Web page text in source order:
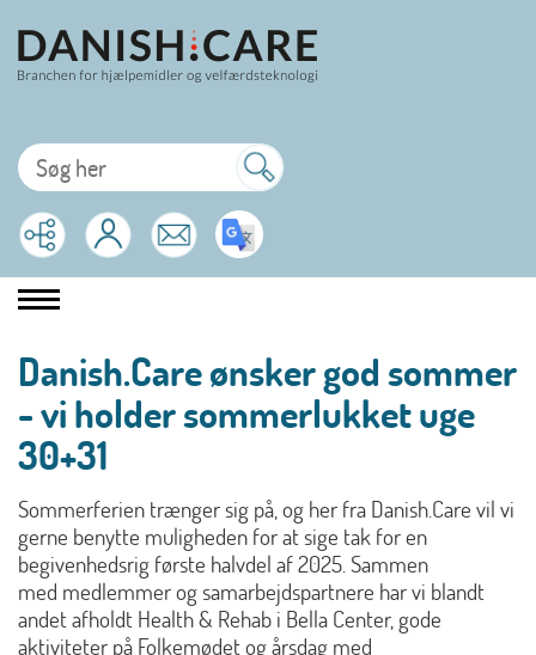
Danish.Care ønsker god sommer
- vi holder sommerlukket uge
30+31
Sommerferien trænger sig på, og her fra Danish.Care vil vi
gerne benytte muligheden for at sige tak for en
begivenhedsrig første halvdel af 2025. Sammen
med medlemmer og samarbejdspartnere har vi blandt
andet afholdt Health & Rehab i Bella Center, gode
aktiviteter på Folkemødet og årsdag med